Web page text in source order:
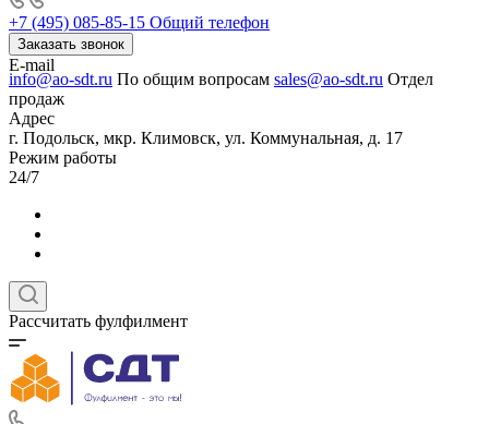
+7 (495) 085-85-15 Общий телефон
Заказать звонок
E-mail
info@ao-sdt.ru По общим вопросам sales@ao-sdt.ru Отдел
продаж
Адрес
г. Подольск, мкр. Климовск, ул. Коммунальная, д. 17
Режим работы
24/7
Рассчитать фулфилмент